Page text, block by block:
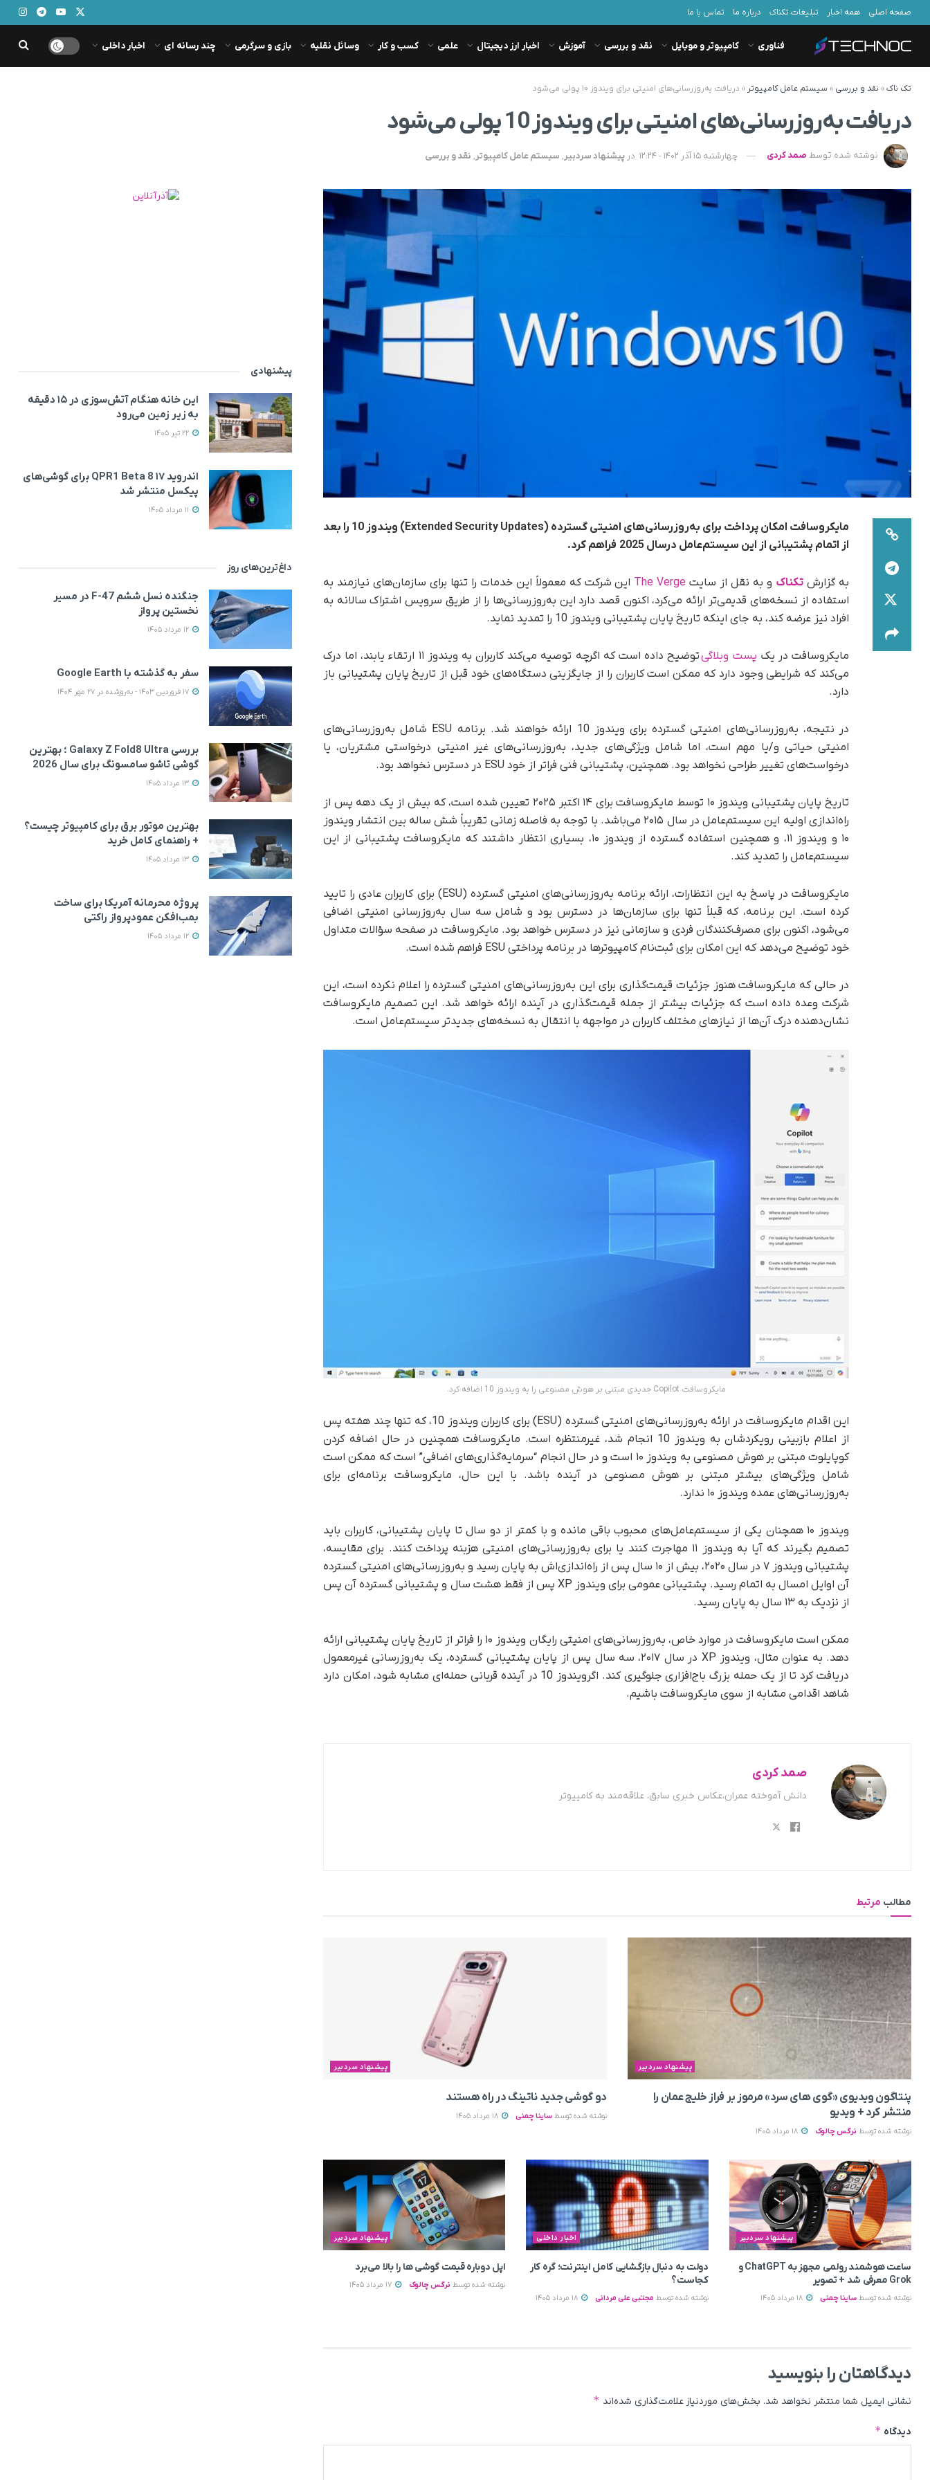
صفحه اصلی همه اخبار تبلیغات تکناک درباره ما تماس با ما
فناوری کامپیوتر و موبایل نقد و بررسی آموزش اخبار ارز دیجیتال علمی کسب و کار وسائل نقلیه بازی و سرگرمی چند رسانه ای اخبار داخلی
تک ناک» نقد و بررسی » سیستم عامل کامپیوتر » دریافت به‌روزرسانی‌های امنیتی برای ویندوز ۱۰ پولی می‌شود
دریافت به‌روزرسانی‌های امنیتی برای ویندوز 10 پولی می‌شود
نوشته شده توسط صمد کردی چهارشنبه 15 آذر 1402 - 12:24 در پیشنهاد سردبیر, سیستم عامل کامپیوتر, نقد و بررسی
مایکروسافت امکان پرداخت برای به‌روزرسانی‌های امنیتی گسترده (Extended Security Updates) ویندوز 10 را بعد
از اتمام پشتیبانی از این سیستم‌عامل درسال 2025 فراهم کرد.
به گزارش تکناک و به نقل از سایت The Verge این شرکت که معمولاً این خدمات را تنها برای سازمان‌های نیازمند به
استفاده از نسخه‌های قدیمی‌تر ارائه می‌کرد، اکنون قصد دارد این به‌روزرسانی‌ها را از طریق سرویس اشتراک سالانه به
افراد نیز عرضه کند، به جای اینکه تاریخ پایان پشتیبانی ویندوز 10 را تمدید نماید.
مایکروسافت در یک پست وبلاگی
توضیح داده است که اگرچه توصیه می‌کند کاربران به ویندوز ۱۱ ارتقاء یابند، اما درک
می‌کند که شرایطی وجود دارد که ممکن است کاربران را از جایگزینی دستگاه‌های خود قبل از تاریخ پایان پشتیبانی باز
دارد.
در نتیجه، به‌روزرسانی‌های امنیتی گسترده برای ویندوز 10 ارائه خواهند شد. برنامه ESU شامل به‌روزرسانی‌های
امنیتی حیاتی و/یا مهم است، اما شامل ویژگی‌های جدید، به‌روزرسانی‌های غیر امنیتی درخواستی مشتریان، یا
درخواست‌های تغییر طراحی نخواهد بود. همچنین، پشتیبانی فنی فراتر از خود ESU در دسترس نخواهد بود.
تاریخ پایان پشتیبانی ویندوز ۱۰ توسط مایکروسافت برای ۱۴ اکتبر ۲۰۲۵ تعیین شده است، که بیش از یک دهه پس از
راه‌اندازی اولیه این سیستم‌عامل در سال ۲۰۱۵ می‌باشد. با توجه به فاصله زمانی تقریباً شش ساله بین انتشار ویندوز
۱۰ و ویندوز ۱۱، و همچنین استفاده گسترده از ویندوز ۱۰، بسیاری انتظار داشتند که مایکروسافت پشتیبانی از این
سیستم‌عامل را تمدید کند.
مایکروسافت در پاسخ به این انتظارات، ارائه برنامه به‌روزرسانی‌های امنیتی گسترده (ESU) برای کاربران عادی را تایید
کرده است. این برنامه، که قبلاً تنها برای سازمان‌ها در دسترس بود و شامل سه سال به‌روزرسانی امنیتی اضافی
می‌شود، اکنون برای مصرف‌کنندگان فردی و سازمانی نیز در دسترس خواهد بود. مایکروسافت در صفحه سؤالات متداول
خود توضیح می‌دهد که این امکان برای ثبت‌نام کامپیوترها در برنامه پرداختی ESU فراهم شده است.
در حالی که مایکروسافت هنوز جزئیات قیمت‌گذاری برای این به‌روزرسانی‌های امنیتی گسترده را اعلام نکرده است، این
شرکت وعده داده است که جزئیات بیشتر از جمله قیمت‌گذاری در آینده ارائه خواهد شد. این تصمیم مایکروسافت
نشان‌دهنده درک آن‌ها از نیازهای مختلف کاربران در مواجهه با انتقال به نسخه‌های جدیدتر سیستم‌عامل است.
مایکروسافت Copilot جدیدی مبتنی بر هوش مصنوعی را به ویندوز 10 اضافه کرد.
این اقدام مایکروسافت در ارائه به‌روزرسانی‌های امنیتی گسترده (ESU) برای کاربران ویندوز 10، که تنها چند هفته پس
از اعلام بازبینی رویکردشان به ویندوز 10 انجام شد، غیرمنتظره است. مایکروسافت همچنین در حال اضافه کردن
کوپایلوت مبتنی بر هوش مصنوعی به ویندوز ۱۰ است و در حال انجام “سرمایه‌گذاری‌های اضافی” است که ممکن است
شامل ویژگی‌های بیشتر مبتنی بر هوش مصنوعی در آینده باشد. با این حال، مایکروسافت برنامه‌ای برای
به‌روزرسانی‌های عمده ویندوز ۱۰ ندارد.
ویندوز ۱۰ همچنان یکی از سیستم‌عامل‌های محبوب باقی مانده و با کمتر از دو سال تا پایان پشتیبانی، کاربران باید
تصمیم بگیرند که آیا به ویندوز ۱۱ مهاجرت کنند یا برای به‌روزرسانی‌های امنیتی هزبنه پرداخت کنند. برای مقایسه،
پشتیبانی ویندوز ۷ در سال ۲۰۲۰، بیش از ۱۰ سال پس از راه‌اندازی‌اش به پایان رسید و به‌روزرسانی‌های امنیتی گسترده
آن اوایل امسال به اتمام رسید. پشتیبانی عمومی برای ویندوز XP پس از فقط هشت سال و پشتیبانی گسترده آن پس
از نزدیک به ۱۳ سال به پایان رسید.
ممکن است مایکروسافت در موارد خاص، به‌روزرسانی‌های امنیتی رایگان ویندوز ۱۰ را فراتر از تاریخ پایان پشتیبانی ارائه
دهد. به عنوان مثال، ویندوز XP در سال ۲۰۱۷، سه سال پس از پایان پشتیبانی گسترده، یک به‌روزرسانی غیرمعمول
دریافت کرد تا از یک حمله بزرگ باج‌افزاری جلوگیری کند. اگرویندوز 10 در آینده قربانی حمله‌ای مشابه شود، امکان دارد
شاهد اقدامی مشابه از سوی مایکروسافت باشیم.
صمد کردی
دانش آموخته عمران،عکاس خبری سابق، علاقه‌مند به کامپیوتر
مطالب مرتبط
پیشنهاد سردبیر
پنتاگون ویدیوی «گوی های سرد» مرموز بر فراز خلیج عمان را
منتشر کرد + ویدیو
نوشته شده توسط نرگس چالوک
پیشنهاد سردبیر
دو گوشی جدید ناتینگ در راه هستند
نوشته شده توسط ساینا چمنی
پیشنهاد سردبیر
ساعت هوشمند رولمی مجهز به ChatGPT و
Grok معرفی شد + تصویر
نوشته شده توسط ساینا چمنی
اخبار داخلی
دولت به دنبال بازگشایی کامل اینترنت؛ گره کار
کجاست؟
نوشته شده توسط مجتبی علی مردانی 18 مرداد 1405
پیشنهاد سردبیر
اپل دوباره قیمت‌ گوشی ها را بالا می‌برد
نوشته شده توسط نرگس چالوک
دیدگاهتان را بنویسید
نشانی ایمیل شما منتشر نخواهد شد. بخش‌های موردنیاز علامت‌گذاری شده‌اند *
دیدگاه *
پیشنهادی
این خانه‌ هنگام آتش‌سوزی در ۱۵ دقیقه
به زیر زمین می‌رود
اندروید ۱۷ QPR1 Beta 8 برای گوشی‌های
پیکسل منتشر شد
داغ‌ترین‌های روز
جنگنده نسل ششم F-47 در مسیر
نخستین پرواز
سفر به گذشته با Google Earth
بررسی Galaxy Z Fold8 Ultra ؛ بهترین
گوشی تاشو سامسونگ برای سال 2026
بهترین موتور برق برای کامپیوتر چیست؟
+ راهنمای کامل خرید
پروژه محرمانه آمریکا برای ساخت
بمب‌افکن عمودپرواز راکتی